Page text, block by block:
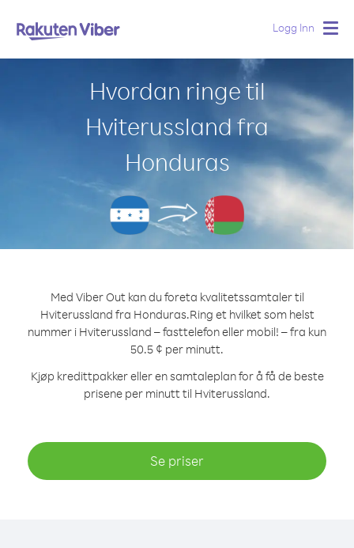
Logg Inn
Hvordan ringe til
Hviterussland fra
Honduras
Med Viber Out kan du foreta kvalitetssamtaler til
Hviterussland fra Honduras.Ring et hvilket som helst
nummer i Hviterussland – fasttelefon eller mobil! – fra kun
50.5 ¢ per minutt.
Kjøp kredittpakker eller en samtaleplan for å få de beste
prisene per minutt til Hviterussland.
Se priser